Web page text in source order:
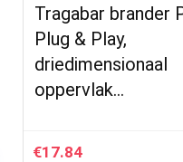
Tragabar brander
Plug & Play,
driedimensionaal
oppervlak…
€17.84